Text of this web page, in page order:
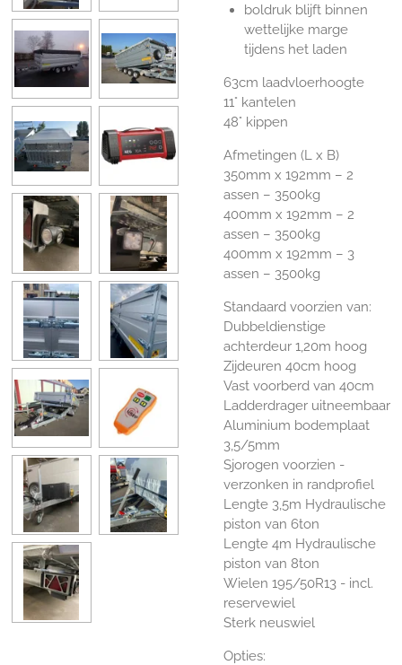
boldruk blijft binnen
wettelijke marge
tijdens het laden
63cm laadvloerhoogte
11° kantelen
48° kippen
Afmetingen (L x B)
350mm x 192mm – 2
assen – 3500kg
400mm x 192mm – 2
assen – 3500kg
400mm x 192mm – 3
assen – 3500kg
Standaard voorzien van:
Dubbeldienstige
achterdeur 1,20m hoog
Zijdeuren 40cm hoog
Vast voorberd van 40cm
Ladderdrager uitneembaar
Aluminium bodemplaat
3,5/5mm
Sjorogen voorzien -
verzonken in randprofiel
Lengte 3,5m Hydraulische
piston van 6ton
Lengte 4m Hydraulische
piston van 8ton
Wielen 195/50R13 - incl.
reservewiel
Sterk neuswiel
Opties: